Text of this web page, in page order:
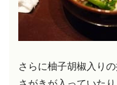
さらに柚子胡椒入り